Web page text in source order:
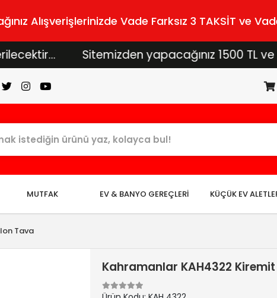
Alışverişlerinizde Vade Farksız 3 TAKSİT ve
Sitemizden yapacağınız 1500 TL ve
MUTFAK EV & BANYO GEREÇLERİ KÜÇÜK EV
Tava
Kahramanlar KAH4322